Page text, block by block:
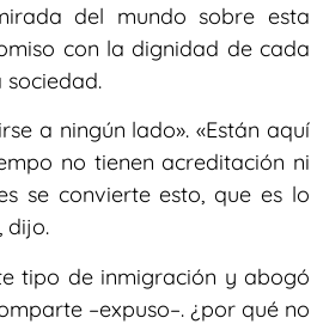
del mundo sobre esta
con la dignidad de cada
a ningún lado». «Están aquí
no tienen acreditación ni
se convierte esto, que es lo
dijo.
tipo de inmigración y abogó
–expuso–. ¿por qué no